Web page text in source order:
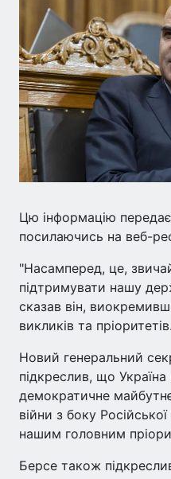
Цю інформацію
посилаючись на веб-
"Насамперед, це,
підтримувати нашу
сказав він,
викликів та пріоритетів.
Новий генеральний
підкреслив, що
демократичне
війни з боку
нашим головним
Берсе також